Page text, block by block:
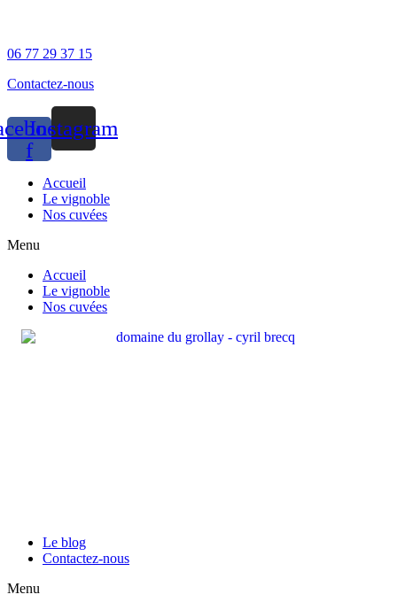
06 77 29 37 15
Contactez-nous
f
Instagram
Accueil
Le vignoble
Nos cuvées
Menu
Accueil
Le vignoble
Nos cuvées
Le blog
Contactez-nous
Menu